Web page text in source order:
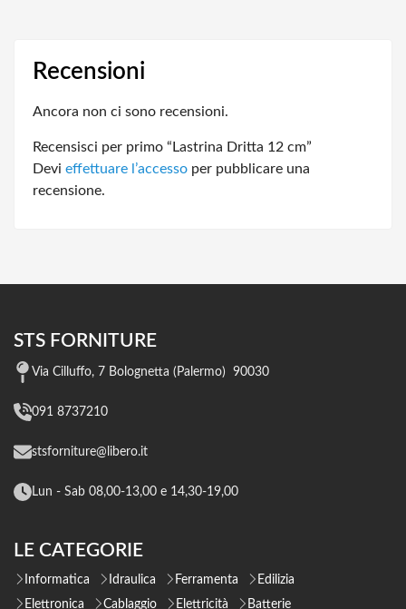
Recensioni
Ancora non ci sono recensioni.
Recensisci per primo “Lastrina Dritta 12 cm”
Devi effettuare l’accesso per pubblicare una
recensione.
STS FORNITURE
Via Cilluffo, 7 Bolognetta (Palermo) 90030
091 8737210
stsforniture@libero.it
Lun - Sab 08,00-13,00 e 14,30-19,00
LE CATEGORIE
Informatica Idraulica Ferramenta
Edilizia
Elettronica
Cablaggio Elettricità Batterie